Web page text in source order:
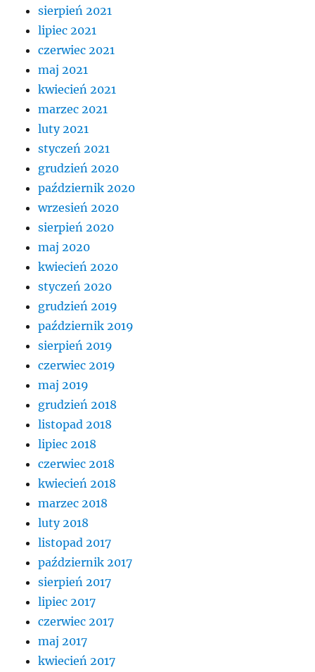
sierpień 2021
lipiec 2021
czerwiec 2021
maj 2021
kwiecień 2021
marzec 2021
luty 2021
styczeń 2021
grudzień 2020
październik 2020
wrzesień 2020
sierpień 2020
maj 2020
kwiecień 2020
styczeń 2020
grudzień 2019
październik 2019
sierpień 2019
czerwiec 2019
maj 2019
grudzień 2018
listopad 2018
lipiec 2018
czerwiec 2018
kwiecień 2018
marzec 2018
luty 2018
listopad 2017
październik 2017
sierpień 2017
lipiec 2017
czerwiec 2017
maj 2017
kwiecień 2017